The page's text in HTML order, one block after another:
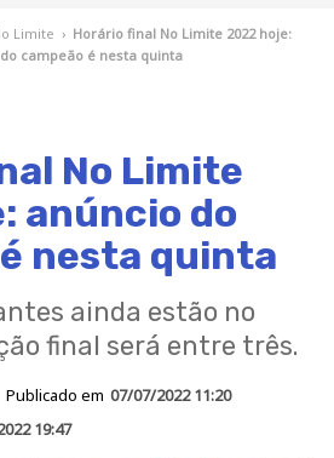
Limite › Horário final No Limite 2022 hoje:
campeão é nesta quinta
No Limite
anúncio do
nesta quinta
ainda estão no
final será entre três.
Publicado em 07/07/2022 11:20
19:47